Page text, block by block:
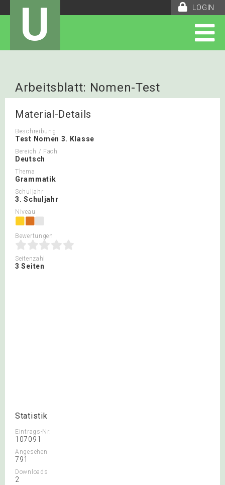
LOGIN
U
Arbeitsblatt: Nomen-Test
Material-Details
Beschreibung
Test Nomen 3. Klasse
Bereich / Fach
Deutsch
Thema
Grammatik
Schuljahr
3. Schuljahr
Niveau
Bewertungen
Seitenzahl
3 Seiten
Statistik
Eintrags-Nr.
107091
Angesehen
791
Downloads
2